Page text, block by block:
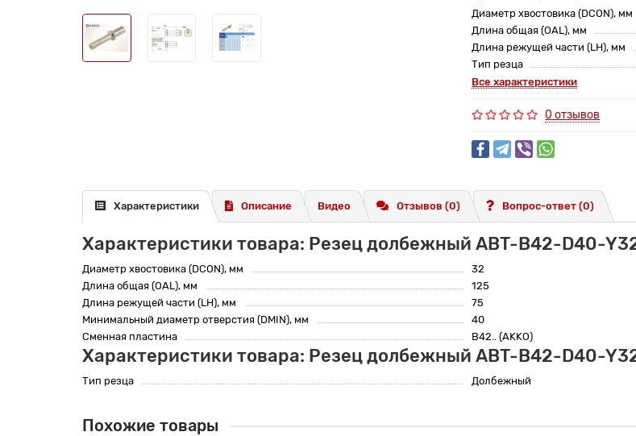
Диаметр хвостовика (DCON), мм
Длина общая (OAL), мм
Длина режущей части (LH), мм
Тип резца
Все характеристики
0 отзывов
Характеристики Описание Видео Отзывов (0) Вопрос-ответ (0)
Характеристики товара: Резец долбежный ABT-B42-D40-
Диаметр хвостовика (DCON), мм
32
Длина общая (OAL), мм
125
Длина режущей части (LH), мм
75
Минимальный диаметр отверстия (DMIN), мм
40
Сменная пластина
B42.. (AKKO)
Характеристики товара: Резец долбежный ABT-B42-D40-
Тип резца Долбежный
Похожие товары